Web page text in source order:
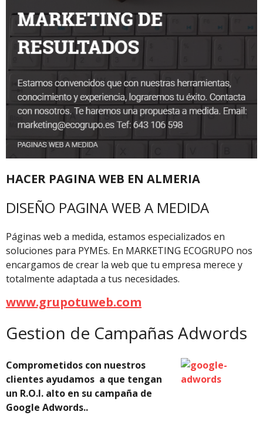
HACER PAGINA WEB EN ALMERIA
DISEÑO PAGINA WEB A MEDIDA
Páginas web a medida, estamos especializados en
soluciones para PYMEs. En MARKETING ECOGRUPO nos
encargamos de crear la web que tu empresa merece y
totalmente adaptada a tus necesidades.
www.grupotuweb.com
Gestion de Campañas Adwords
Comprometidos con nuestros
clientes ayudamos a que tengan
un R.O.I. alto en su campaña de
Google Adwords..